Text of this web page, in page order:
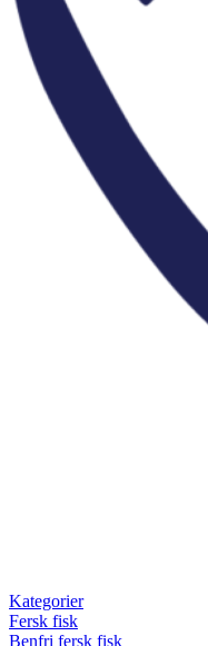
Kategorier
Fersk fisk
Benfri fersk fisk